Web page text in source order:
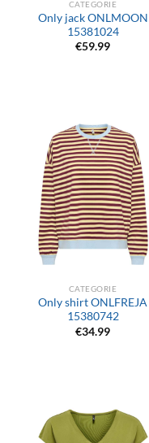
CATEGORIE
Only jack ONLMOON
15381024
€59.99
CATEGORIE
Only shirt ONLFREJA
15380742
€34.99